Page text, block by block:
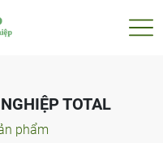
TOTAL
phẩm